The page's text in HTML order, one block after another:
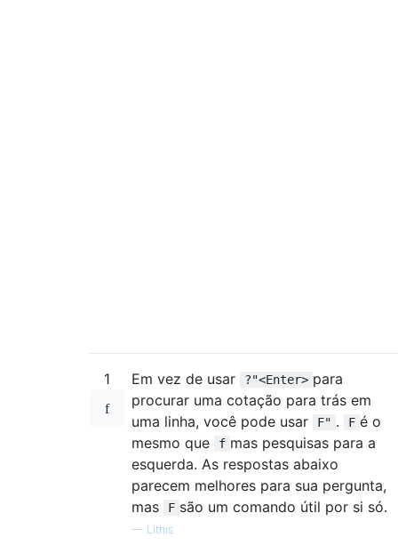
1 Em vez de usar ?"<Enter> para
procurar uma cotação para trás em
uma linha, você pode usar
F" . F é o
mesmo que
f mas pesquisas para a
esquerda. As respostas abaixo
parecem melhores para sua pergunta,
mas
F são um comando útil por si só.
— Lithis